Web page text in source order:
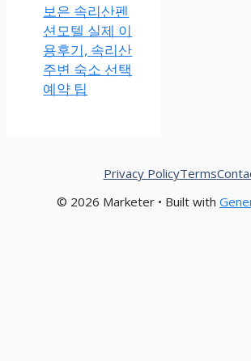
보은 속리산펜
션모텔 실제 이
용후기, 속리산
주변 숙소 선택
예약 팁
© 2026 Marketer • Built with
Privacy PolicyTerms